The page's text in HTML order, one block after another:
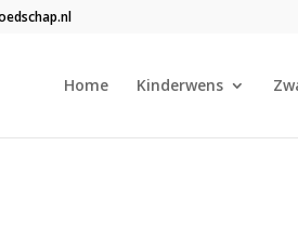
Home Kinderwens